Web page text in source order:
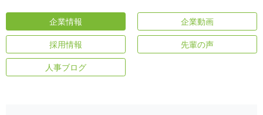
企業情報 企業動画
採用情報 先輩の声
人事ブログ